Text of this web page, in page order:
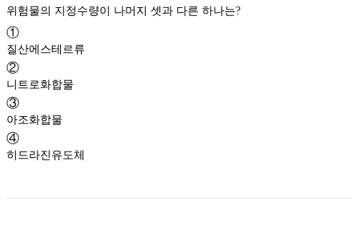
①
질산에스테르류
②
니트로화합물
③
아조화합물
④
히드라진유도체